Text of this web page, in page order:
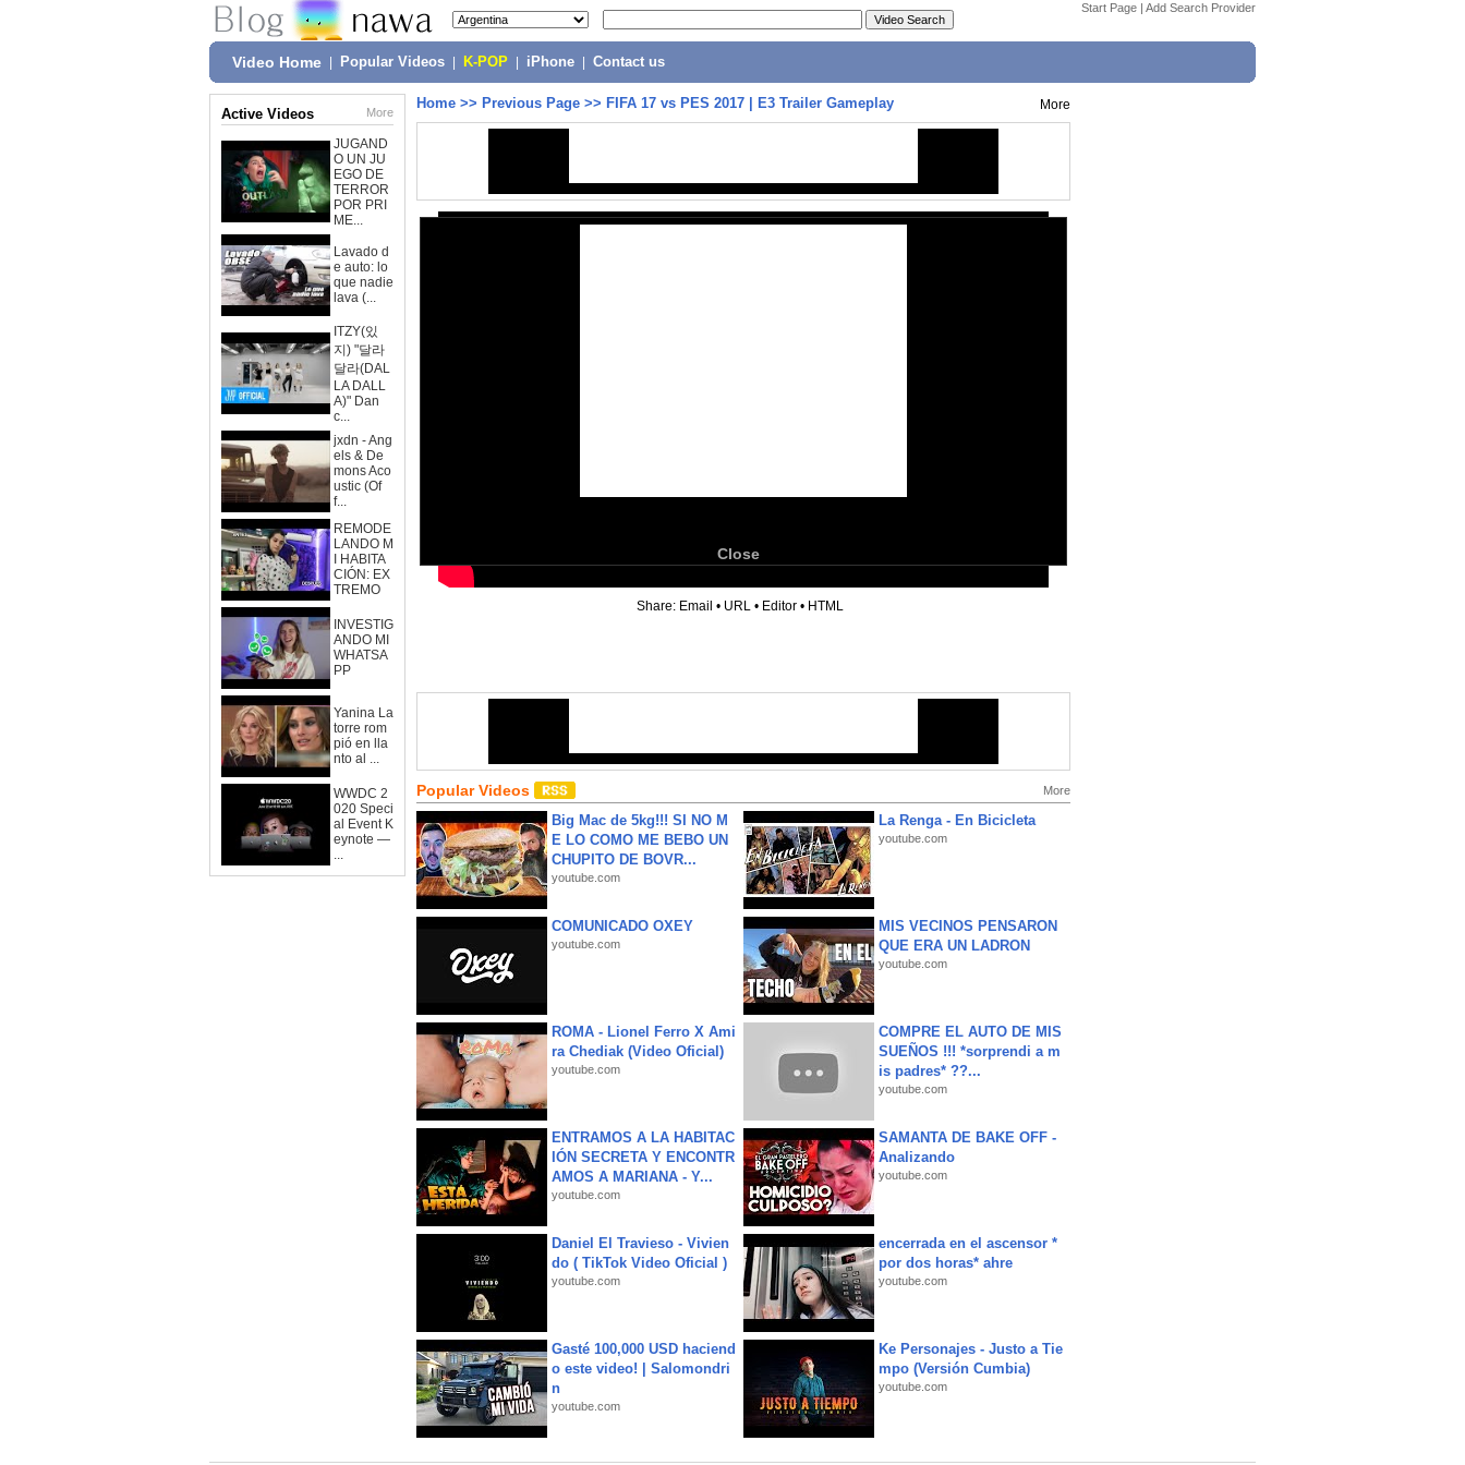
Start Page | Add Search Provider
Video Home Popular Videos K-POP iPhone Contact us
Active Videos More
JUGAND
O UN JU
EGO DE
TERROR
POR PRI
ME...
Lavado d
e auto: lo
que nadie
lava (...
ITZY(있
지) "달라
달라(DAL
LA DALL
A)" Dan
c...
jxdn - Ang
els & De
mons Aco
ustic (Of
f...
REMODE
LANDO M
I HABITA
CIÓN: EX
TREMO
INVESTIG
ANDO MI
WHATSA
PP
Yanina La
torre rom
pió en lla
nto al ...
WWDC 2
020 Speci
al Event K
eynote —
...
Home >> Previous Page >> FIFA 17 vs PES 2017 | E3 Trailer Gameplay More
Close
Share: Email • URL • Editor • HTML
Popular Videos More
Big Mac de 5kg!!! SI NO M
E LO COMO ME BEBO UN
CHUPITO DE BOVR...
youtube.com
La Renga - En Bicicleta
youtube.com
COMUNICADO OXEY
youtube.com
MIS VECINOS PENSARON
QUE ERA UN LADRON
youtube.com
ROMA - Lionel Ferro X Ami
ra Chediak (Video Oficial)
youtube.com
COMPRE EL AUTO DE MIS
SUEÑOS !!! *sorprendi a m
is padres* ??...
youtube.com
ENTRAMOS A LA HABITAC
IÓN SECRETA Y ENCONTR
AMOS A MARIANA - Y...
youtube.com
SAMANTA DE BAKE OFF -
Analizando
youtube.com
Daniel El Travieso - Vivien
do ( TikTok Video Oficial )
youtube.com
encerrada en el ascensor *
por dos horas* ahre
youtube.com
Gasté 100,000 USD haciend
o este video! | Salomondri
n
youtube.com
Ke Personajes - Justo a Tie
mpo (Versión Cumbia)
youtube.com